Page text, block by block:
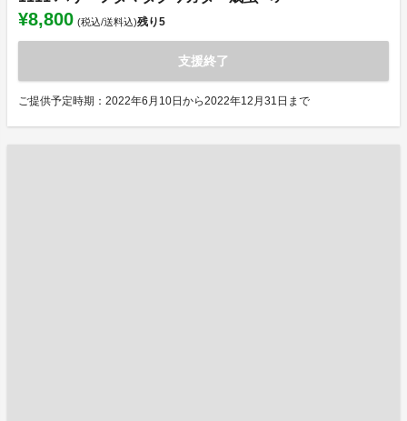
¥8,800 (税込/送料込)残り5
支援終了
ご提供予定時期：2022年6月10日から2022年12月31日まで